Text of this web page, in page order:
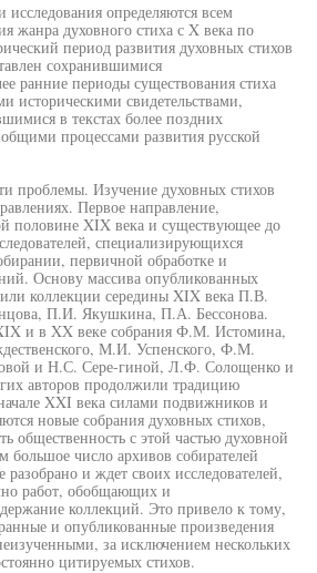
определяются всем
жанра духовного стиха с X века по
период развития духовных стихов
сохранившимися
ранние периоды существования стиха
историческими свидетельствами,
в текстах более поздних
процессами развития русской
проблемы. Изучение духовных стихов
Первое направление,
половине XIX века и существующее до
специализирующихся
первичной обработке и
Основу массива опубликованных
коллекции середины XIX века П.В.
П.И. Якушкина, П.А. Бессонова.
и в XX веке собрания Ф.М. Истомина,
М.И. Успенского, Ф.М.
и Н.С. Сере-гиной, Л.Ф. Солощенко и
авторов продолжили традицию
XXI века силами подвижников и
новые собрания духовных стихов,
общественность с этой частью духовной
большое число архивов собирателей
и ждет своих исследователей,
работ, обобщающих и
коллекций. Это привело к тому,
и опубликованные произведения
за исключением нескольких
цитируемых стихов.